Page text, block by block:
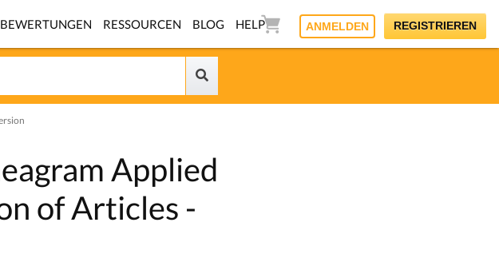
BEWERTUNGEN RESSOURCEN BLOG HELP ANMELDEN REGISTRIEREN
Applied
of Articles -